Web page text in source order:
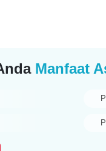
Manfaat